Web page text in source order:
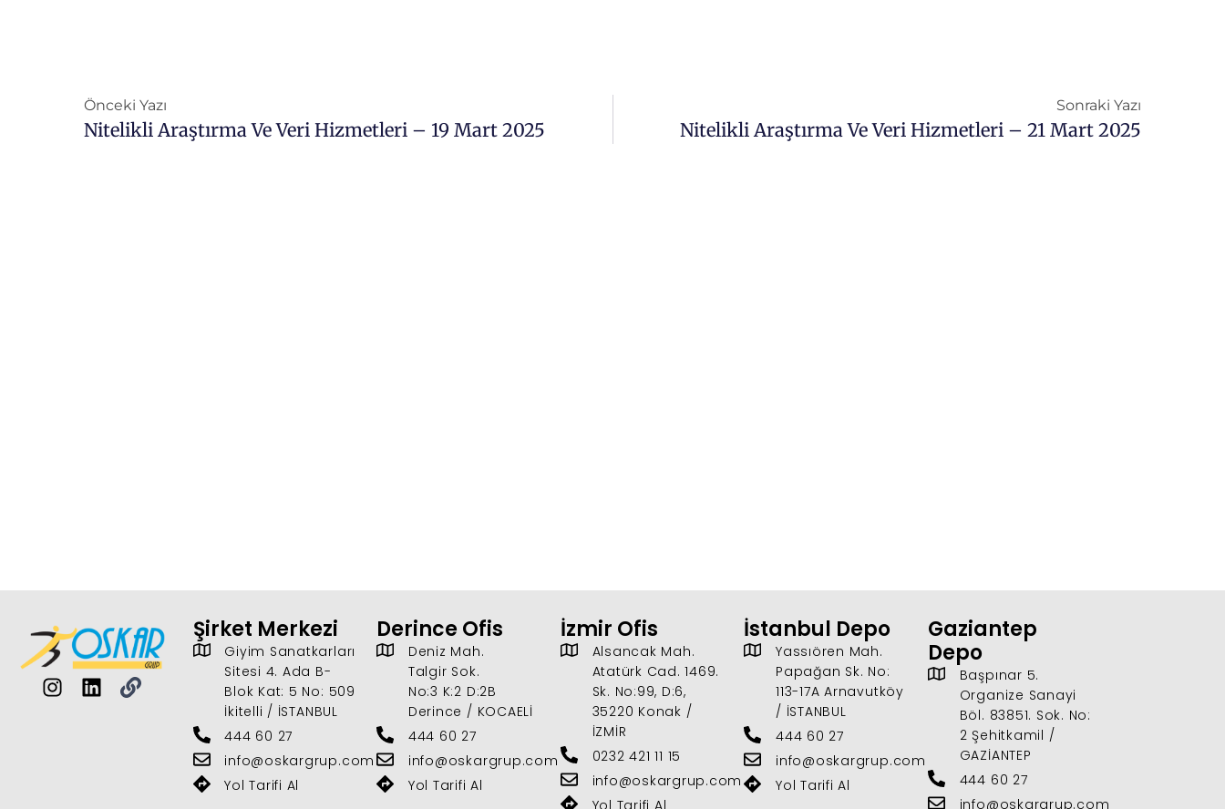
Önceki Yazı
Nitelikli Araştırma Ve Veri Hizmetleri – 19 Mart 2025
Sonraki Yazı
Nitelikli Araştırma Ve Veri Hizmetleri – 21 Mart 2025
Şirket Merkezi
Giyim Sanatkarları
Sitesi 4. Ada B-
Blok Kat: 5 No: 509
İkitelli / İSTANBUL
444 60 27
info@oskargrup.com
Yol Tarifi Al
Derince Ofis
Deniz Mah.
Talgir Sok.
No:3 K:2 D:2B
Derince / KOCAELİ
444 60 27
info@oskargrup.com
Yol Tarifi Al
İzmir Ofis
Alsancak Mah.
Atatürk Cad. 1469.
Sk. No:99, D:6,
35220 Konak /
İZMİR
0232 421 11 15
info@oskargrup.com
Yol Tarifi Al
İstanbul Depo
Yassıören Mah.
Papağan Sk. No:
113-17A Arnavutköy
/ İSTANBUL
444 60 27
info@oskargrup.com
Yol Tarifi Al
Gaziantep
Depo
Başpınar 5.
Organize Sanayi
Böl. 83851. Sok. No:
2 Şehitkamil /
GAZİANTEP
444 60 27
info@oskargrup.com